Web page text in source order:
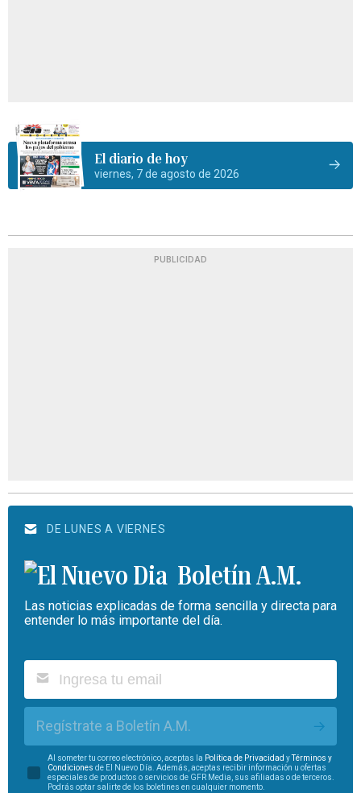
El diario de hoy
viernes, 7 de agosto de 2026
PUBLICIDAD
DE LUNES A VIERNES
Boletín A.M.
Las noticias explicadas de forma sencilla y directa para
entender lo más importante del día.
Regístrate a Boletín A.M.
Al someter tu correo electrónico, aceptas la Política de Privacidad yTérminos y
Condiciones de El Nuevo Día. Además, aceptas recibir información u ofertas
especiales de productos o servicios de GFR Media, sus afiliadas o de terceros.
Podrás optar salirte de los boletines en cualquier momento.